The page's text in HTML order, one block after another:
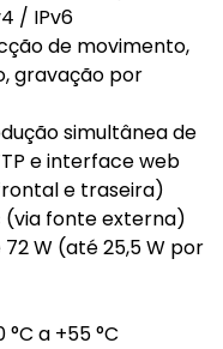
/ IPv6
de movimento,
gravação por
simultânea de
e interface web
e traseira)
(via fonte externa)
72 W (até 25,5 W por
°C a +55 °C